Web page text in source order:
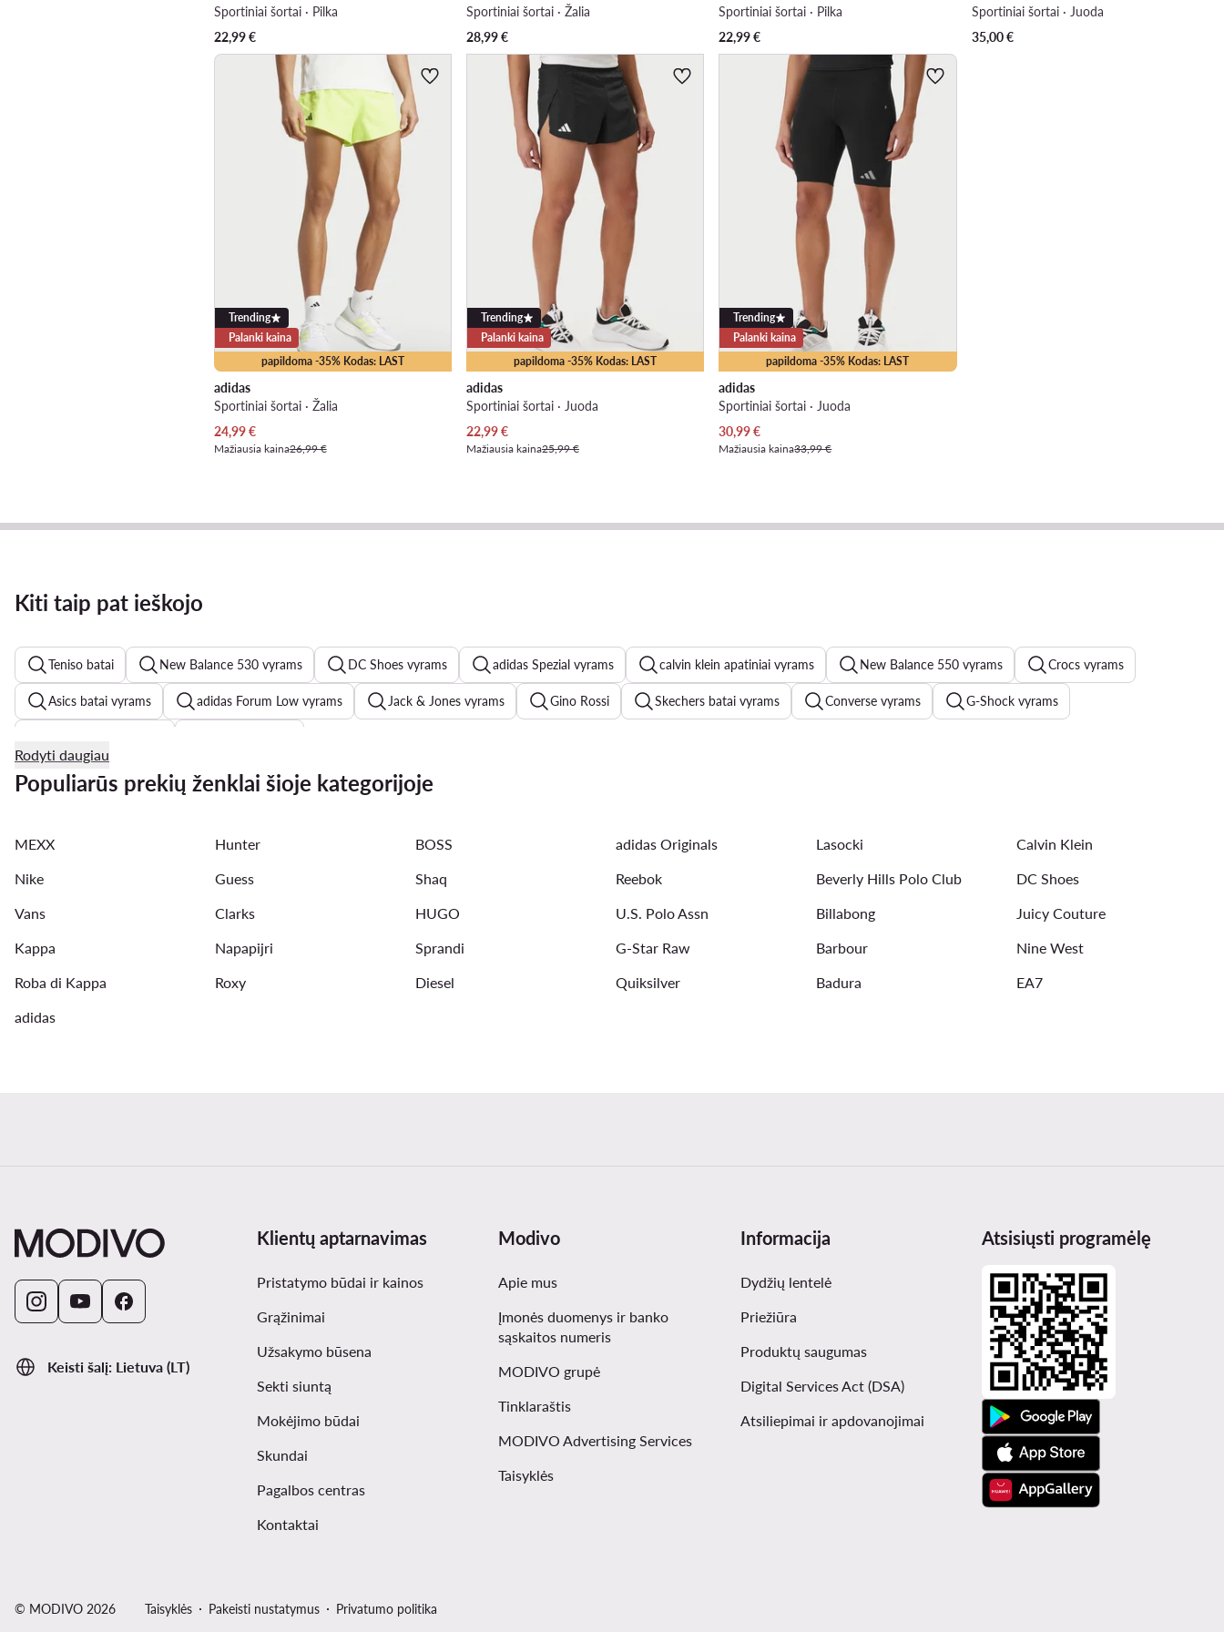
Sportiniai šortai · Pilka
22,99€
Sportiniai šortai · Žalia
28,99€
Sportiniai šortai · Pilka
22,99€
Sportiniai šortai · Juoda
35,00€
papildoma -35% Kodas: LAST
Trending
Palanki kaina
adidas
Sportiniai šortai · Žalia
Dabartinė kaina
24,99€
Mažiausia kaina26,99 €
papildoma -35% Kodas: LAST
Trending
Palanki kaina
adidas
Sportiniai šortai · Juoda
Dabartinė kaina
22,99€
Mažiausia kaina25,99 €
papildoma -35% Kodas: LAST
Trending
Palanki kaina
adidas
Sportiniai šortai · Juoda
Dabartinė kaina
30,99€
Mažiausia kaina33,99 €
Kiti taip pat ieškojo
Teniso batai New Balance 530 vyrams DC Shoes vyrams adidas Spezial vyrams calvin klein apatiniai vyrams New Balance 550 vyrams Crocs vyrams
Asics batai vyrams adidas Forum Low vyrams Jack & Jones vyrams Gino Rossi Skechers batai vyrams Converse vyrams G-Shock vyrams
adidas Terrex vyrams Dr Martens batai vyrams New Balance vyrams
Rodyti daugiau
Populiarūs prekių ženklai šioje kategorijoje
MEXX Hunter BOSS adidas Originals Lasocki
Calvin Klein
Nike
Guess Shaq Reebok Beverly Hills Polo Club
DC Shoes
Vans
Clarks HUGO U.S. Polo Assn Billabong
Juicy Couture
Kappa
Napapijri Sprandi G-Star Raw Barbour
Nine West
Roba di Kappa
Roxy Diesel Quiksilver Badura
EA7
adidas
Keisti šalį: Lietuva (LT)
Klientų aptarnavimas
Pristatymo būdai ir kainos
Grąžinimai
Užsakymo būsena
Sekti siuntą
Mokėjimo būdai
Skundai
Pagalbos centras
Kontaktai
Modivo
Apie mus
Įmonės duomenys ir banko
sąskaitos numeris
MODIVO grupė
Tinklaraštis
MODIVO Advertising Services
Taisyklės
Informacija
Dydžių lentelė
Priežiūra
Produktų saugumas
Digital Services Act (DSA)
Atsiliepimai ir apdovanojimai
Atsisiųsti programėlę
© MODIVO 2026 Taisyklės Pakeisti nustatymus Privatumo politika